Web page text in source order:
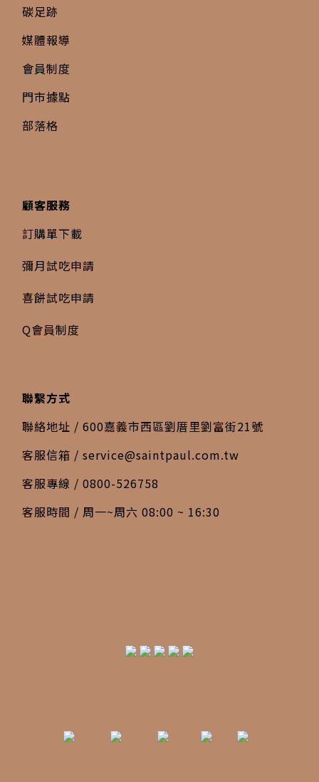
碳足跡
媒體報導
會員制度
門市據點
部落格
顧客服務
訂購單下載
彌月試吃申請
喜餅試吃申請
Q會員制度
聯繫方式
聯絡地址 / 600嘉義市西區劉厝里劉富街21號
客服信箱 / service@saintpaul.com.tw
客服專線 / 0800-526758
客服時間 / 周一~周六 08:00 ~ 16:30